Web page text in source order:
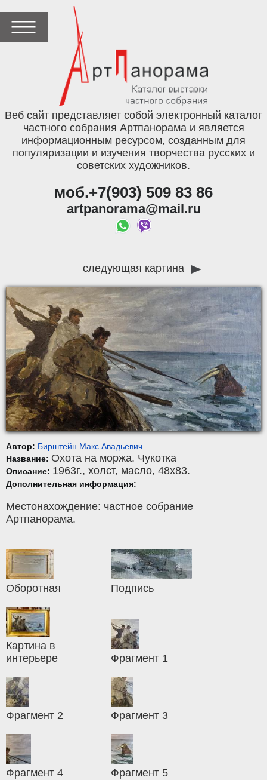
Веб сайт представляет собой электронный каталог
частного собрания Артпанорама и является
информационным ресурсом, созданным для
популяризации и изучения творчества русских и
советских художников.
моб.+7(903) 509 83 86
artpanorama@mail.ru
следующая картина
Автор: Бирштейн Макс Авадьевич
Название: Охота на моржа. Чукотка
Описание: 1963г., холст, масло, 48x83.
Дополнительная информация:
Местонахождение: частное собрание
Артпанорама.
Оборотная Подпись
Картина в
интерьере
Фрагмент 1
Фрагмент 2 Фрагмент 3
Фрагмент 4 Фрагмент 5